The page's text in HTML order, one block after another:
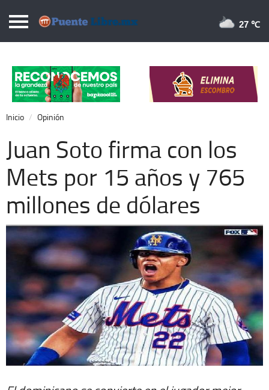
Puentelibre.mx
Local
Nacional
Opinión
Cronos
Economía
Espectáculos
Extra +
27 ℃
Inicio Opinión
Juan Soto firma con los
Mets por 15 años y 765
millones de dólares